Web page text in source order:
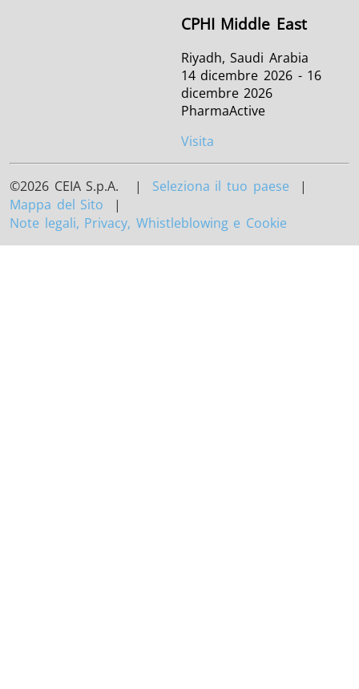
CPHI Middle East
Riyadh, Saudi Arabia
14 dicembre 2026 - 16
dicembre 2026
PharmaActive
Visita
©2026 CEIA S.p.A. | Seleziona il tuo paese |
Mappa del Sito |
Note legali, Privacy, Whistleblowing e Cookie